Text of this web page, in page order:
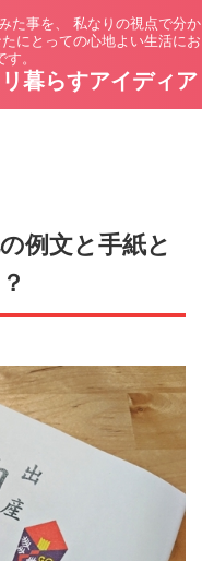
た事を、 私なりの視点で分か
にとっての心地よい生活にお
。
暮らすアイディア
例文と手紙と